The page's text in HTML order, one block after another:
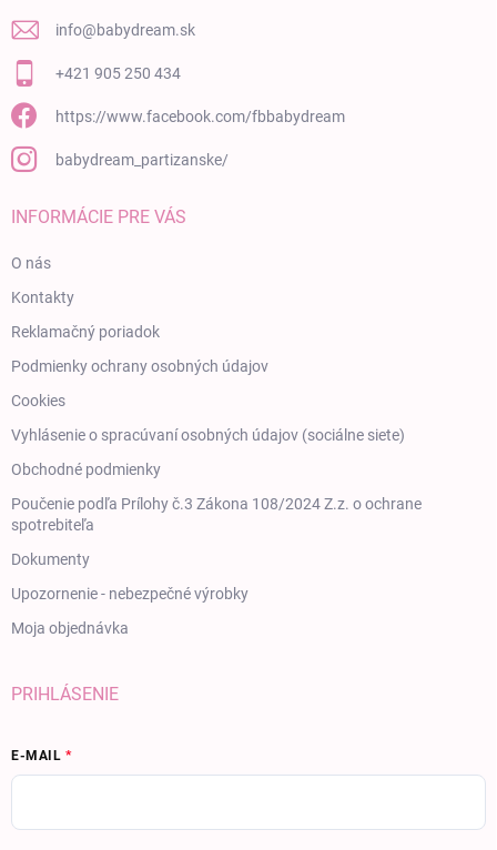
info@babydream.sk
+421 905 250 434
https://www.facebook.com/fbbabydream
babydream_partizanske/
INFORMÁCIE PRE VÁS
O nás
Kontakty
Reklamačný poriadok
Podmienky ochrany osobných údajov
Cookies
Vyhlásenie o spracúvaní osobných údajov (sociálne siete)
Obchodné podmienky
Poučenie podľa Prílohy č.3 Zákona 108/2024 Z.z. o ochrane
spotrebiteľa
Dokumenty
Upozornenie - nebezpečné výrobky
Moja objednávka
PRIHLÁSENIE
E-MAIL